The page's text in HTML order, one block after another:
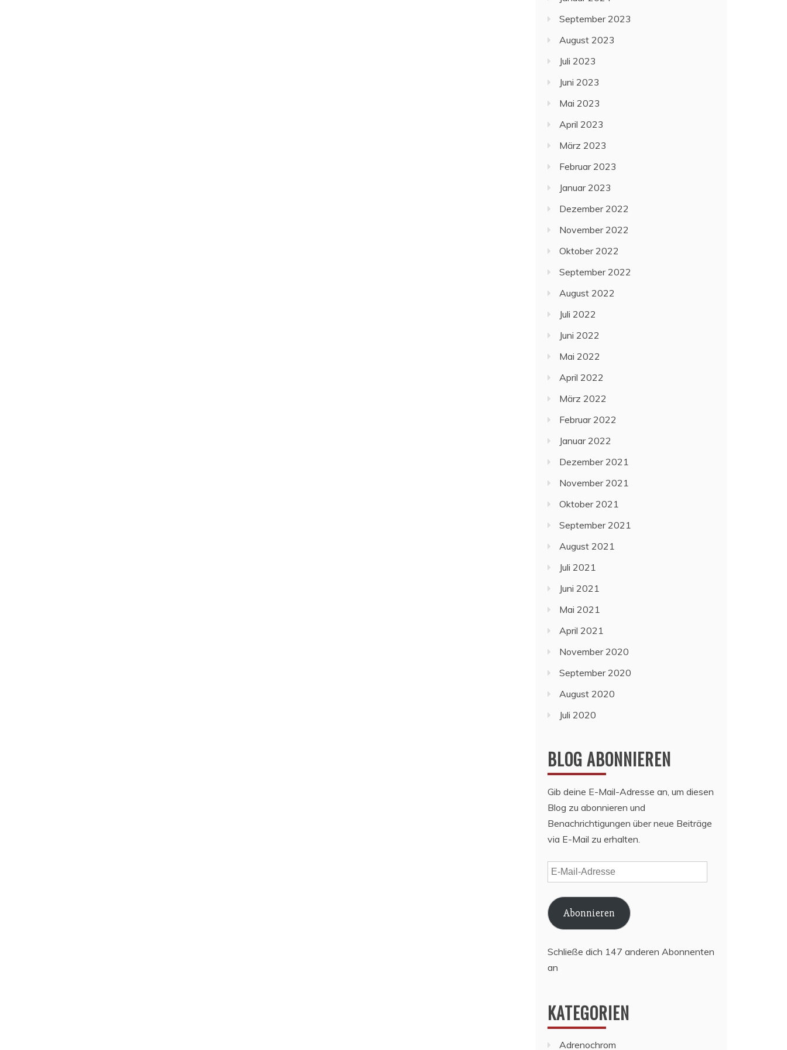
September 2023
August 2023
Juli 2023
Juni 2023
Mai 2023
April 2023
März 2023
Februar 2023
Januar 2023
Dezember 2022
November 2022
Oktober 2022
September 2022
August 2022
Juli 2022
Juni 2022
Mai 2022
April 2022
März 2022
Februar 2022
Januar 2022
Dezember 2021
November 2021
Oktober 2021
September 2021
August 2021
Juli 2021
Juni 2021
Mai 2021
April 2021
November 2020
September 2020
August 2020
Juli 2020
BLOG ABONNIEREN
Gib deine E-Mail-Adresse an, um diesen
Blog zu abonnieren und
Benachrichtigungen über neue Beiträge
via E-Mail zu erhalten.
E-
Mail-
Adresse
Abonnieren
Schließe dich 147 anderen Abonnenten
an
KATEGORIEN
Adrenochrom